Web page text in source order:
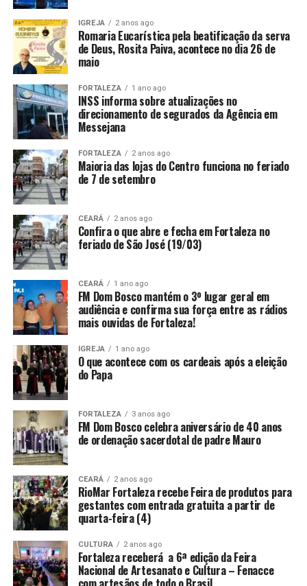
IGREJA 2 anos ago
Romaria Eucarística pela beatificação da serva
de Deus, Rosita Paiva, acontece no dia 26 de
maio
FORTALEZA 1 ano ago
INSS informa sobre atualizações no
direcionamento de segurados da Agência em
Messejana
FORTALEZA 2 anos ago
Maioria das lojas do Centro funciona no feriado
de 7 de setembro
CEARÁ 2 anos ago
Confira o que abre e fecha em Fortaleza no
feriado de São José (19/03)
CEARÁ 1 ano ago
FM Dom Bosco mantém o 3º lugar geral em
audiência e confirma sua força entre as rádios
mais ouvidas de Fortaleza!
IGREJA 1 ano ago
O que acontece com os cardeais após a eleição
do Papa
FORTALEZA 3 anos ago
FM Dom Bosco celebra aniversário de 40 anos
de ordenação sacerdotal de padre Mauro
CEARÁ 2 anos ago
RioMar Fortaleza recebe Feira de produtos para
gestantes com entrada gratuita a partir de
quarta-feira (4)
CULTURA 2 anos ago
Fortaleza receberá a 6ª edição da Feira
Nacional de Artesanato e Cultura – Fenacce